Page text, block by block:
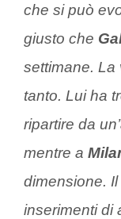
che si può
giusto che
settimane. La
tanto. Lui ha
ripartire da
mentre a
dimensione.
inserimenti di